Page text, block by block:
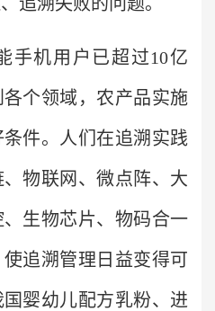
手机用户已超过10亿
个领域，农产品实施
件。人们在追溯实践
物联网、微点阵、大
生物芯片、物码合一
追溯管理日益变得可
婴幼儿配方乳粉、进